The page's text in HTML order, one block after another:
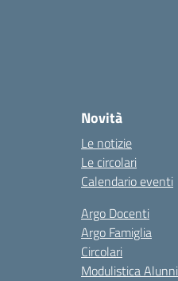
Novità
Le notizie
Le circolari
Calendario eventi
Argo Docenti
Argo Famiglia
Circolari
Modulistica Alunni